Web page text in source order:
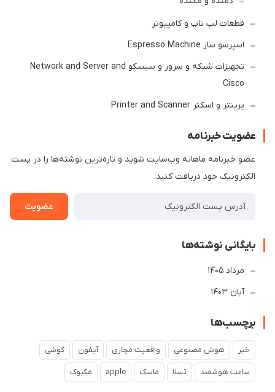
قطعات لپ تاپ و کامپیوتر
اسپرسو ساز Espresso Machine
تجهیزات شبکه و سرور و سیسکو Network and Server and
Cisco
پرینتر و اسکنر Printer and Scanner
عضویت خبرنامه
عضو خبرنامه ماهانه وب‌سایت شوید و تازه‌ترین نوشته‌ها را در پست
الکترونیک خود دریافت کنید.
عضویت
بایگانی نوشته‌ها
مرداد 1405
آبان 1403
برچسب‌ها
خبر هوش مصنوعی واقعیت مجازی آیفون گوشی
ساعت هوشمند تسلا ماسک apple مکبوک